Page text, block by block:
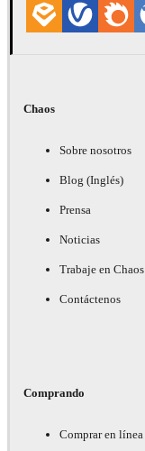
Chaos
Sobre nosotros
Blog (Inglés)
Prensa
Noticias
Trabaje en Chaos
Contáctenos
Comprando
Comprar en línea